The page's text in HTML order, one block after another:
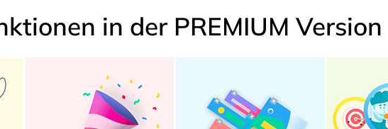
in der PREMIUM Version